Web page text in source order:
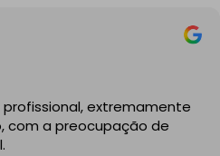
melhor solução para a minha
o trabalho com
organizada e totalmente
detalhes e à segurança.
e testado, pronto a usar.
extremamente
com a preocupação de